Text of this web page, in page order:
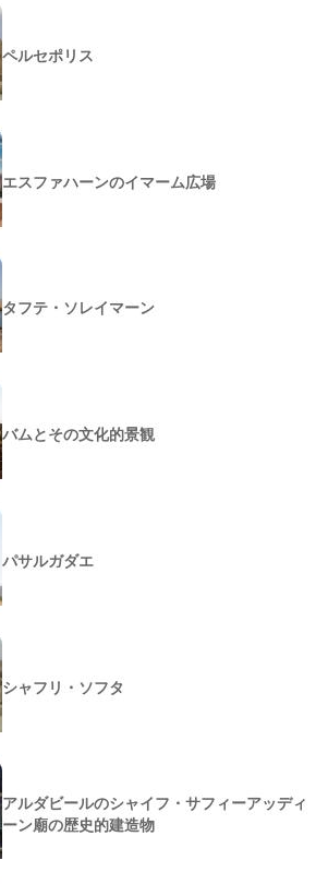
ペルセポリス
エスファハーンのイマーム広場
タフテ・ソレイマーン
バムとその文化的景観
パサルガダエ
シャフリ・ソフタ
アルダビールのシャイフ・サフィーアッディ
ーン廟の歴史的建造物